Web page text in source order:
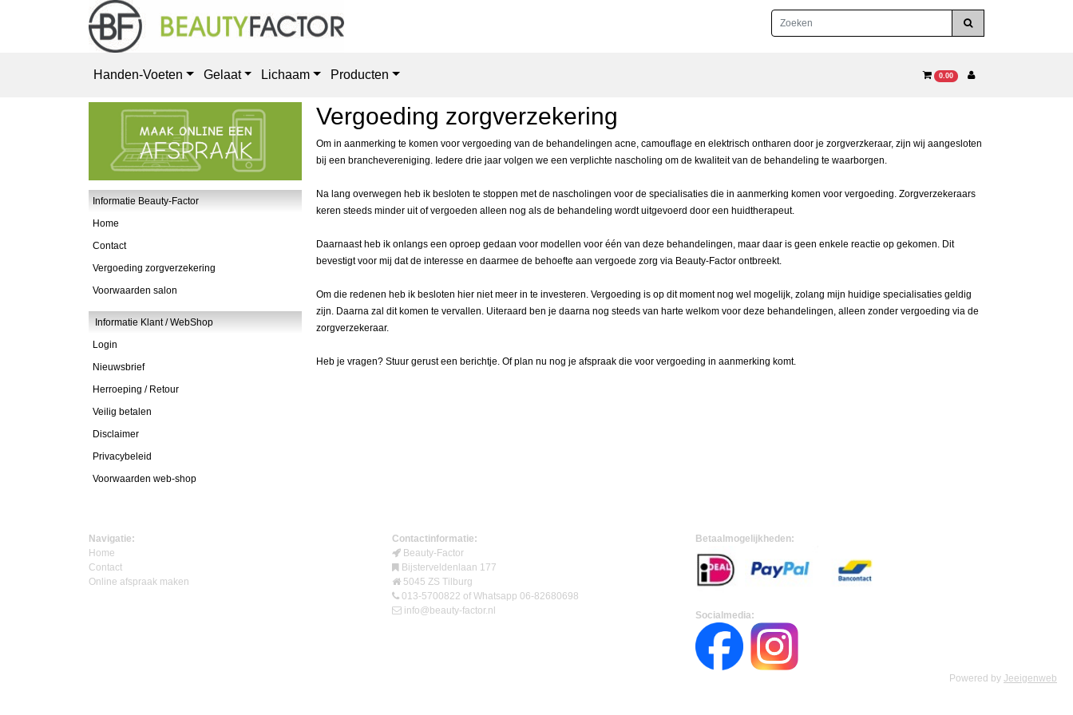
Handen-Voeten Gelaat Lichaam Producten 0.00
Informatie Beauty-Factor
Home
Contact
Vergoeding zorgverzekering
Voorwaarden salon
Informatie Klant / WebShop
Login
Nieuwsbrief
Herroeping / Retour
Veilig betalen
Disclaimer
Privacybeleid
Voorwaarden web-shop
Vergoeding zorgverzekering
Om in aanmerking te komen voor vergoeding van de behandelingen acne, camouflage en elektrisch ontharen door je zorgverzkeraar, zijn wij aangesloten
bij een branchevereniging. Iedere drie jaar volgen we een verplichte nascholing om de kwaliteit van de behandeling te waarborgen.
Na lang overwegen heb ik besloten te stoppen met de nascholingen voor de specialisaties die in aanmerking komen voor vergoeding. Zorgverzekeraars
keren steeds minder uit of vergoeden alleen nog als de behandeling wordt uitgevoerd door een huidtherapeut.
Daarnaast heb ik onlangs een oproep gedaan voor modellen voor één van deze behandelingen, maar daar is geen enkele reactie op gekomen. Dit
bevestigt voor mij dat de interesse en daarmee de behoefte aan vergoede zorg via Beauty-Factor ontbreekt.
Om die redenen heb ik besloten hier niet meer in te investeren. Vergoeding is op dit moment nog wel mogelijk, zolang mijn huidige specialisaties geldig
zijn. Daarna zal dit komen te vervallen. Uiteraard ben je daarna nog steeds van harte welkom voor deze behandelingen, alleen zonder vergoeding via de
zorgverzekeraar.
Heb je vragen? Stuur gerust een berichtje. Of plan nu nog je afspraak die voor vergoeding in aanmerking komt.
Navigatie:
Home
Contact
Online afspraak maken
Contactinformatie:
Beauty-Factor
Bijsterveldenlaan 177
5045 ZS Tilburg
013-5700822 of Whatsapp 06-82680698
info@beauty-factor.nl
Betaalmogelijkheden:
Socialmedia:
Powered by Jeeigenweb